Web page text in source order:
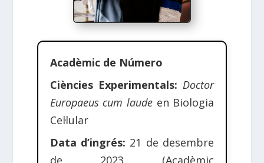
Acadèmic de Número
Ciències Experimentals: Doctor
Europaeus cum laude en Biologia
Cel·lular
Data d’ingrés: 21 de desembre
de 2023 (Acadèmic